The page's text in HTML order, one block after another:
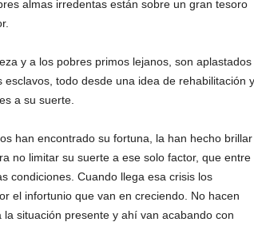
almas irredentas están sobre un gran tesoro
y a los pobres primos lejanos, son aplastados
todo desde una idea de rehabilitación y
a su suerte.
han encontrado su fortuna, la han hecho brillar
no limitar su suerte a ese solo factor, que entre
condiciones. Cuando llega esa crisis los
el infortunio que van en creciendo. No hacen
situación presente y ahí van acabando con